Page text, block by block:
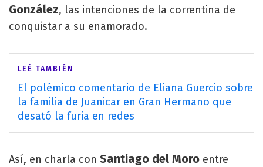
González, las intenciones de la correntina de
conquistar a su enamorado.
LEÉ TAMBIÉN
El polémico comentario de Eliana Guercio sobre
la familia de Juanicar en Gran Hermano que
desató la furia en redes
Así, en charla con Santiago del Moro entre